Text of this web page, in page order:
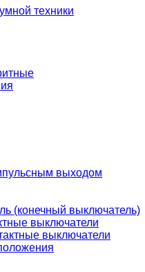
техники
выходом
(конечный выключатель)
выключатели
выключатели